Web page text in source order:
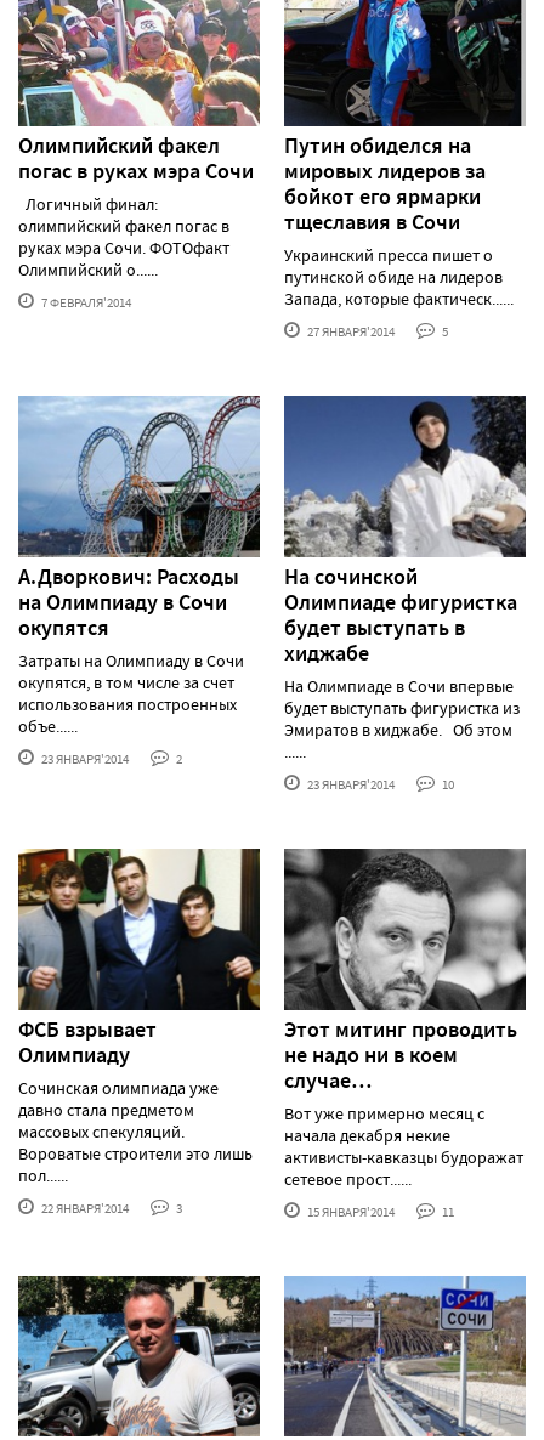
Олимпийский факел
погас в руках мэра Сочи
Логичный финал:
олимпийский факел погас в
руках мэра Сочи. ФОТОфакт
Олимпийский о......
7 ФЕВРАЛЯ'2014
Путин обиделся на
мировых лидеров за
бойкот его ярмарки
тщеславия в Сочи
Украинский пресса пишет о
путинской обиде на лидеров
Запада, которые фактическ......
27 ЯНВАРЯ'2014 5
А.Дворкович: Расходы
на Олимпиаду в Сочи
окупятся
Затраты на Олимпиаду в Сочи
окупятся, в том числе за счет
использования построенных
объе......
23 ЯНВАРЯ'2014 2
На сочинской
Олимпиаде фигуристка
будет выступать в
хиджабе
На Олимпиаде в Сочи впервые
будет выступать фигуристка из
Эмиратов в хиджабе. Об этом
......
23 ЯНВАРЯ'2014 10
ФСБ взрывает
Олимпиаду
Сочинская олимпиада уже
давно стала предметом
массовых спекуляций.
Вороватые строители это лишь
пол......
22 ЯНВАРЯ'2014 3
Этот митинг проводить
не надо ни в коем
случае…
Вот уже примерно месяц с
начала декабря некие
активисты-кавказцы будоражат
сетевое прост......
15 ЯНВАРЯ'2014 11